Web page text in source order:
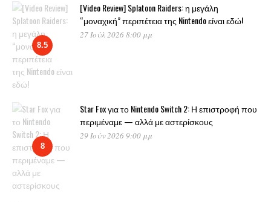
8.5
[Video Review] Splatoon Raiders: η μεγάλη
“μοναχική” περιπέτεια της Nintendo είναι εδώ!
27 Ιούλ 2026 8:00 μμ
8
Star Fox για το Nintendo Switch 2: Η επιστροφή που
περιμέναμε — αλλά με αστερίσκους
29 Ιούν 2026 9:00 μμ